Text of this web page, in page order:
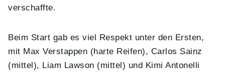
verschaffte.
Beim Start gab es viel Respekt unter den Ersten,
mit Max Verstappen (harte Reifen), Carlos Sainz
(mittel), Liam Lawson (mittel) und Kimi Antonelli